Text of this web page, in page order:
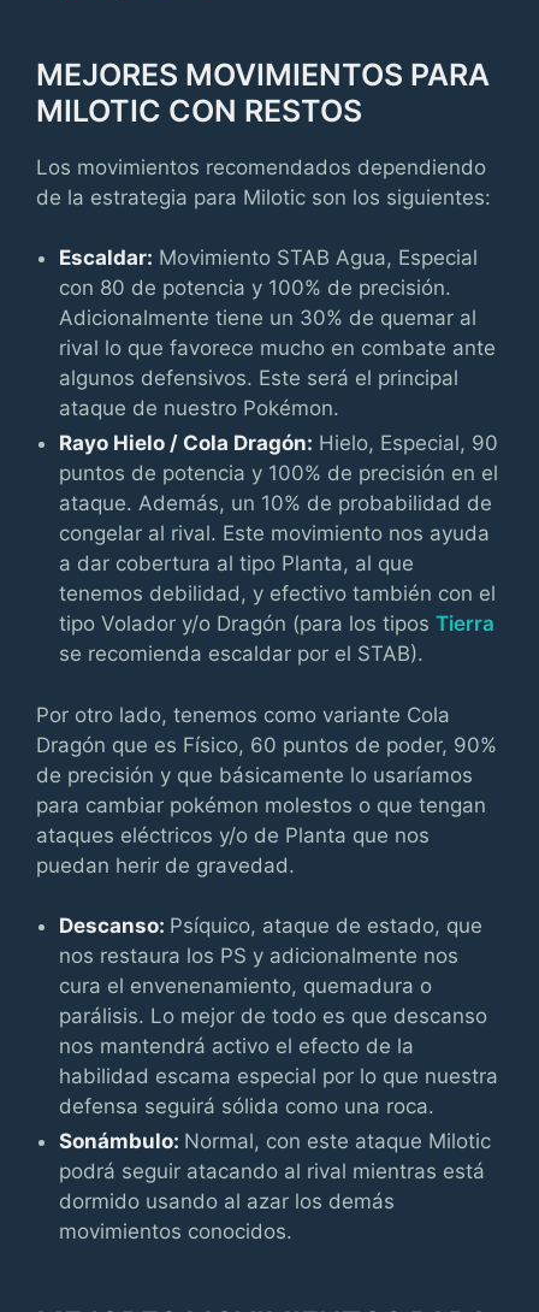
MEJORES MOVIMIENTOS PARA
MILOTIC CON RESTOS
Los movimientos recomendados dependiendo
de la estrategia para Milotic son los siguientes:
Escaldar: Movimiento STAB Agua, Especial
con 80 de potencia y 100% de precisión.
Adicionalmente tiene un 30% de quemar al
rival lo que favorece mucho en combate ante
algunos defensivos. Este será el principal
ataque de nuestro Pokémon.
Rayo Hielo / Cola Dragón: Hielo, Especial, 90
puntos de potencia y 100% de precisión en el
ataque. Además, un 10% de probabilidad de
congelar al rival. Este movimiento nos ayuda
a dar cobertura al tipo Planta, al que
tenemos debilidad, y efectivo también con el
tipo Volador y/o Dragón (para los tiposTierra
se recomienda escaldar por el STAB).
Por otro lado, tenemos como variante Cola
Dragón que es Físico, 60 puntos de poder, 90%
de precisión y que básicamente lo usaríamos
para cambiar pokémon molestos o que tengan
ataques eléctricos y/o de Planta que nos
puedan herir de gravedad.
Descanso: Psíquico, ataque de estado, que
nos restaura los PS y adicionalmente nos
cura el envenenamiento, quemadura o
parálisis. Lo mejor de todo es que descanso
nos mantendrá activo el efecto de la
habilidad escama especial por lo que nuestra
defensa seguirá sólida como una roca.
Sonámbulo: Normal, con este ataque Milotic
podrá seguir atacando al rival mientras está
dormido usando al azar los demás
movimientos conocidos.